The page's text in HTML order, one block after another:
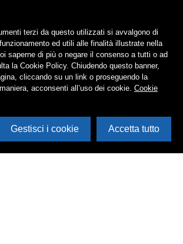
terzi da questo utilizzati si avvalgono di
ed utili alle finalità illustrate nella
saperne di più o negare il consenso a tutti o ad
la Cookie Policy. Chiudendo questo banner,
cliccando su un link o proseguendo la
acconsenti all’uso dei cookie. Cookie
Gestisci i cookie Accetta tutto